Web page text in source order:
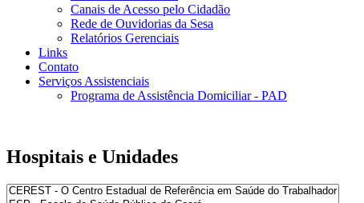
Canais de Acesso pelo Cidadão
Rede de Ouvidorias da Sesa
Relatórios Gerenciais
Links
Contato
Serviços Assistenciais
Programa de Assistência Domiciliar - PAD
Hospitais e Unidades